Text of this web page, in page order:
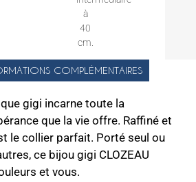
à
40
cm.
COMPLÉMENTAIRES
gigi incarne toute la
que la vie offre. Raffiné et
le collier parfait. Porté seul ou
ce bijou gigi CLOZEAU
et vous.